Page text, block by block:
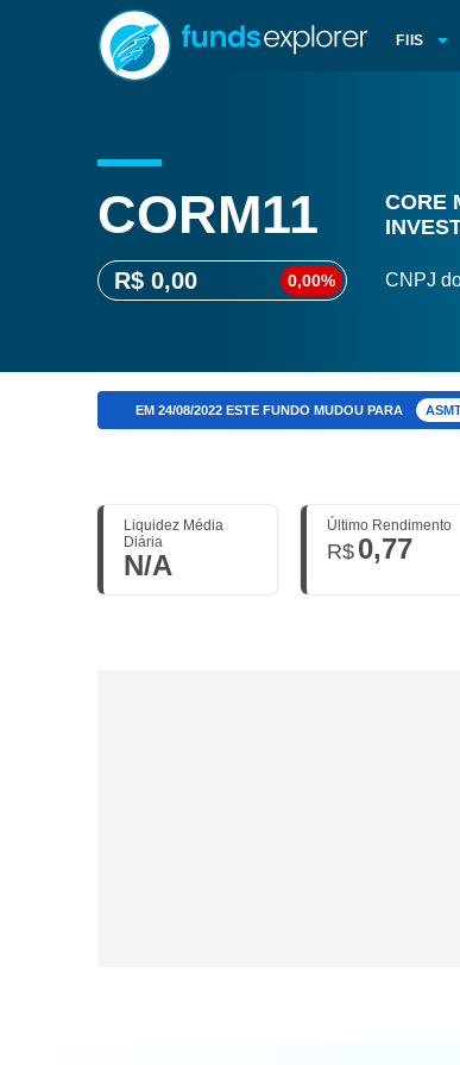
FIIS
CORM11
CORE
R$ 0,00 0,00% CNPJ
EM 24/08/2022 ESTE FUNDO MUDOU PARA
Liquidez Média
Diária
N/A
Último Rendimento
R$ 0,77